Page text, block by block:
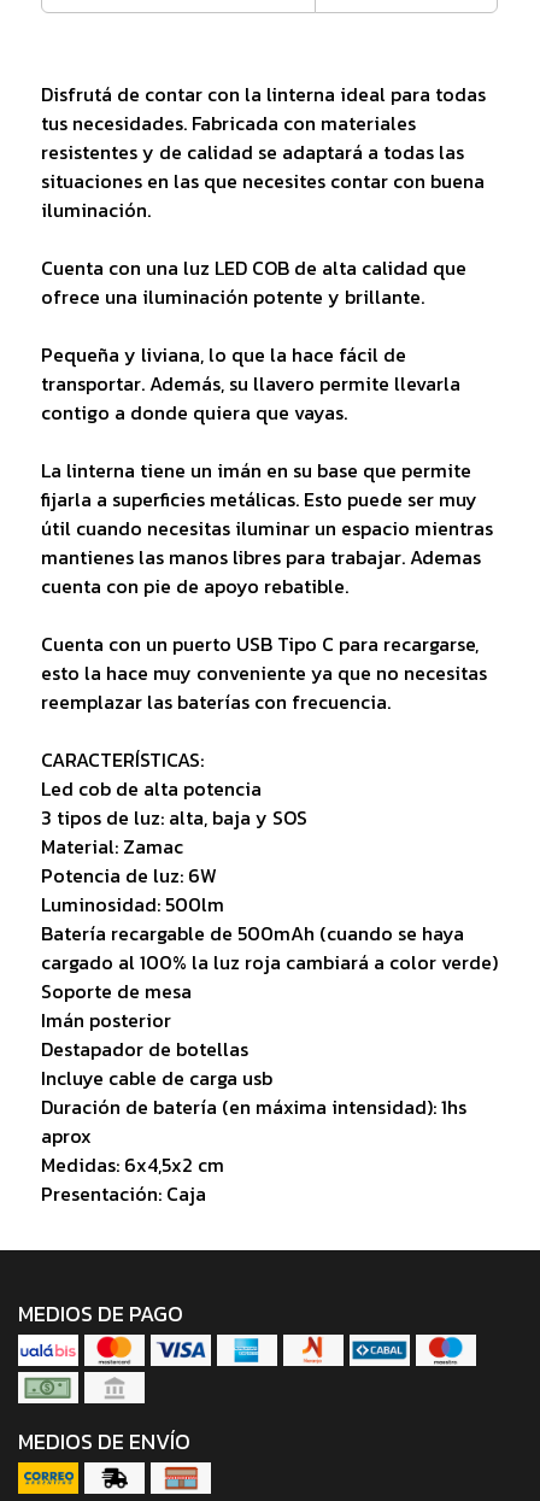
Disfrutá de contar con la linterna ideal para todas
tus necesidades. Fabricada con materiales
resistentes y de calidad se adaptará a todas las
situaciones en las que necesites contar con buena
iluminación.
Cuenta con una luz LED COB de alta calidad que
ofrece una iluminación potente y brillante.
Pequeña y liviana, lo que la hace fácil de
transportar. Además, su llavero permite llevarla
contigo a donde quiera que vayas.
La linterna tiene un imán en su base que permite
fijarla a superficies metálicas. Esto puede ser muy
útil cuando necesitas iluminar un espacio mientras
mantienes las manos libres para trabajar. Ademas
cuenta con pie de apoyo rebatible.
Cuenta con un puerto USB Tipo C para recargarse,
esto la hace muy conveniente ya que no necesitas
reemplazar las baterías con frecuencia.
CARACTERÍSTICAS:
Led cob de alta potencia
3 tipos de luz: alta, baja y SOS
Material: Zamac
Potencia de luz: 6W
Luminosidad: 500lm
Batería recargable de 500mAh (cuando se haya
cargado al 100% la luz roja cambiará a color verde)
Soporte de mesa
Imán posterior
Destapador de botellas
Incluye cable de carga usb
Duración de batería (en máxima intensidad): 1hs
aprox
Medidas: 6x4,5x2 cm
Presentación: Caja
MEDIOS DE PAGO
MEDIOS DE ENVÍO